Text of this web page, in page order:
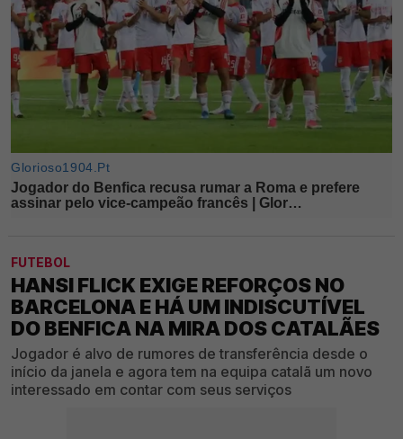
FUTEBOL
HANSI FLICK EXIGE REFORÇOS NO
BARCELONA E HÁ UM INDISCUTÍVEL
DO BENFICA NA MIRA DOS CATALÃES
Jogador é alvo de rumores de transferência desde o
início da janela e agora tem na equipa catalã um novo
interessado em contar com seus serviços